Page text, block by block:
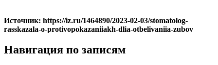
Источник: https://iz.ru/1464890/2023-02-03/stomatolog-
rasskazala-o-protivopokazaniiakh-dlia-otbelivaniia-zubov
Навигация по записям